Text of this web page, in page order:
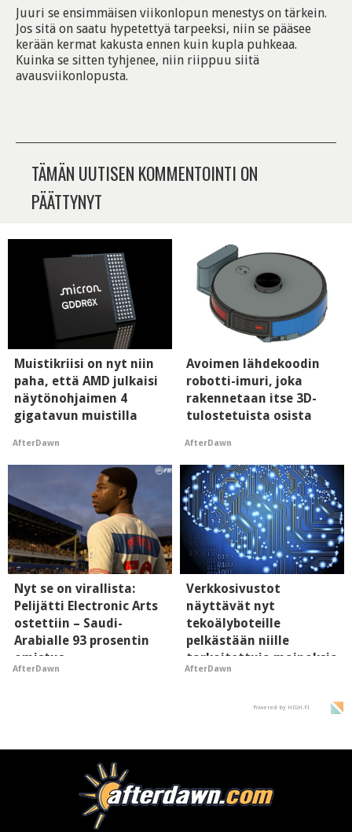
Juuri se ensimmäisen viikonlopun menestys on tärkein.
Jos sitä on saatu hypetettyä tarpeeksi, niin se pääsee
kerään kermat kakusta ennen kuin kupla puhkeaa.
Kuinka se sitten tyhjenee, niin riippuu siitä
avausviikonlopusta.
TÄMÄN UUTISEN KOMMENTOINTI ON
PÄÄTTYNYT
Muistikriisi on nyt niin
paha, että AMD julkaisi
näytönohjaimen 4
gigatavun muistilla
AfterDawn
Avoimen lähdekoodin
robotti-imuri, joka
rakennetaan itse 3D-
tulostetuista osista
AfterDawn
Nyt se on virallista:
Pelijätti Electronic Arts
ostettiin – Saudi-
Arabialle 93 prosentin
omistus
AfterDawn
Verkkosivustot
näyttävät nyt
tekoälyboteille
pelkästään niille
tarkoitettuja mainoksia
- vaikuttaa tekoälyn
AfterDawn
Powered by HIGH.FI